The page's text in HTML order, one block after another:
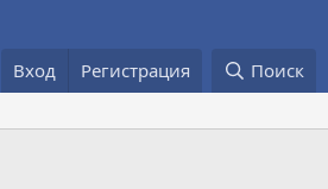
Вход Регистрация Поиск